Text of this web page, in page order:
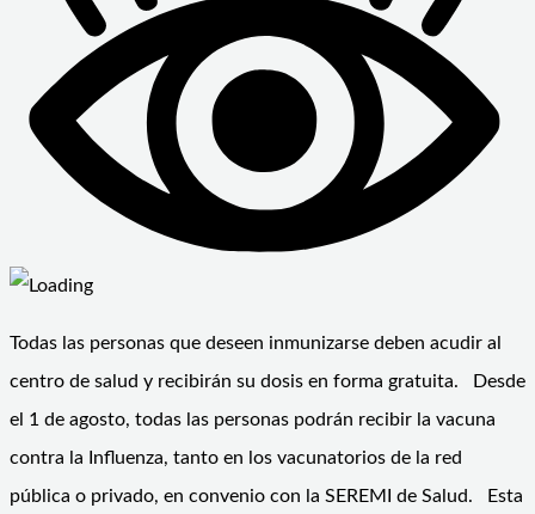
Todas las personas que deseen inmunizarse deben acudir al
centro de salud y recibirán su dosis en forma gratuita. Desde
el 1 de agosto, todas las personas podrán recibir la vacuna
contra la Influenza, tanto en los vacunatorios de la red
pública o privado, en convenio con la SEREMI de Salud. Esta